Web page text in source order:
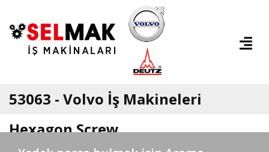
53063 - Volvo İş Makineleri
Hexagon Screw